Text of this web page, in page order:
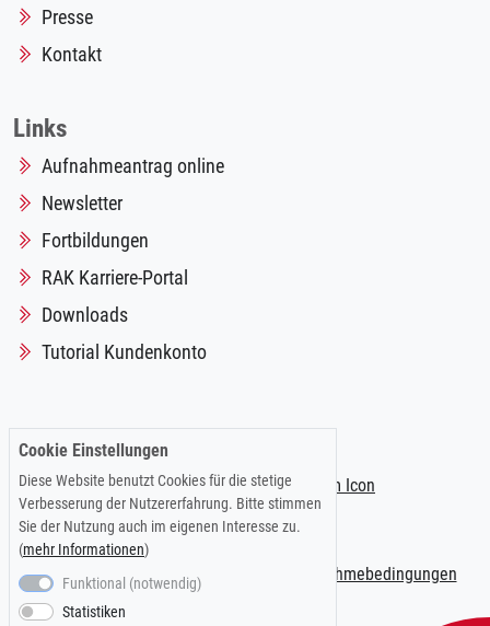
Presse
Kontakt
Links
Aufnahmeantrag online
Newsletter
Fortbildungen
RAK Karriere-Portal
Downloads
Tutorial Kundenkonto
Impressum |Datenschutzerklärung Teilnahmebedingungen
Cookie Einstellungen
Diese Website benutzt Cookies für die stetige
Verbesserung der Nutzererfahrung. Bitte stimmen
Sie der Nutzung auch im eigenen Interesse zu.
(mehr Informationen)
Funktional (notwendig)
Statistiken